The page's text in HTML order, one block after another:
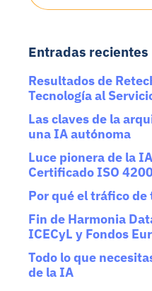
Entradas recientes
Resultados de
Tecnología al
Las claves de la
una IA autónoma
Luce pionera de la
Certificado ISO
Por qué el tráfico
Fin de Harmonia
ICECyL y Fondos
Todo lo que
de la IA